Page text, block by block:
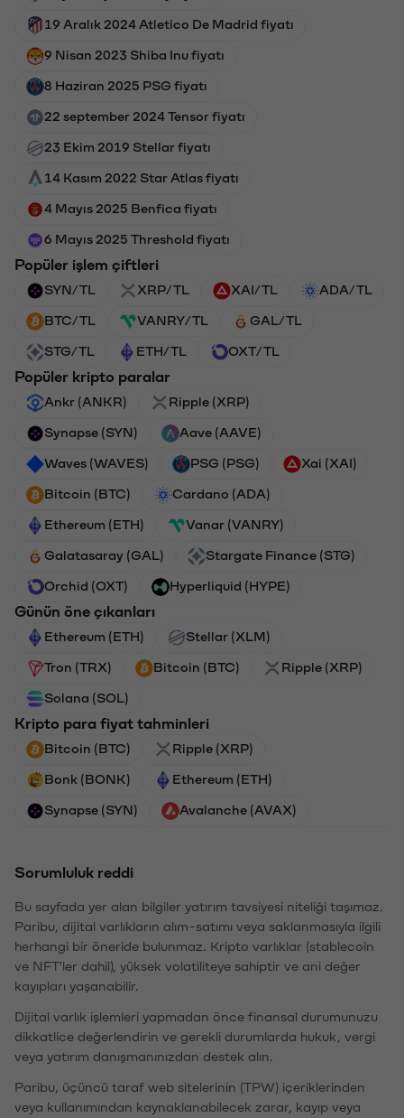
19 Aralık 2024 Atletico De Madrid fiyatı
9 Nisan 2023 Shiba Inu fiyatı
8 Haziran 2025 PSG fiyatı
22 september 2024 Tensor fiyatı
23 Ekim 2019 Stellar fiyatı
14 Kasım 2022 Star Atlas fiyatı
4 Mayıs 2025 Benfica fiyatı
6 Mayıs 2025 Threshold fiyatı
Popüler işlem çiftleri
SYN/TL XRP/TL XAI/TL ADA/TL
BTC/TL VANRY/TL GAL/TL
STG/TL ETH/TL OXT/TL
Popüler kripto paralar
Ankr (ANKR) Ripple (XRP)
Synapse (SYN) Aave (AAVE)
Waves (WAVES) PSG (PSG) Xai (XAI)
Bitcoin (BTC) Cardano (ADA)
Ethereum (ETH) Vanar (VANRY)
Galatasaray (GAL) Stargate Finance (STG)
Orchid (OXT) Hyperliquid (HYPE)
Günün öne çıkanları
Ethereum (ETH) Stellar (XLM)
Tron (TRX) Bitcoin (BTC) Ripple (XRP)
Solana (SOL)
Kripto para fiyat tahminleri
Bitcoin (BTC) Ripple (XRP)
Bonk (BONK) Ethereum (ETH)
Synapse (SYN) Avalanche (AVAX)
Sorumluluk reddi
Bu sayfada yer alan bilgiler yatırım tavsiyesi niteliği taşımaz.
Paribu, dijital varlıkların alım-satımı veya saklanmasıyla ilgili
herhangi bir öneride bulunmaz. Kripto varlıklar (stablecoin
ve NFT'ler dahil), yüksek volatiliteye sahiptir ve ani değer
kayıpları yaşanabilir.
Dijital varlık işlemleri yapmadan önce finansal durumunuzu
dikkatlice değerlendirin ve gerekli durumlarda hukuk, vergi
veya yatırım danışmanınızdan destek alın.
Paribu, üçüncü taraf web sitelerinin (TPW) içeriklerinden
veya kullanımından kaynaklanabilecek zarar, kayıp veya